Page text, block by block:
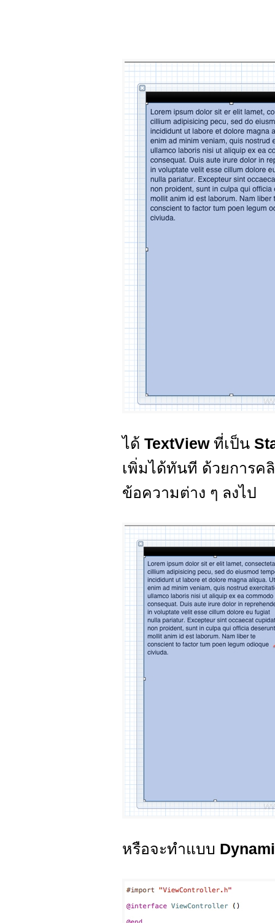
ได้ TextView ที่เป็น
เพิ่มได้ทันที ด้วยการค
ข้อความต่าง ๆ ลงไป
หรือจะทำแบบ